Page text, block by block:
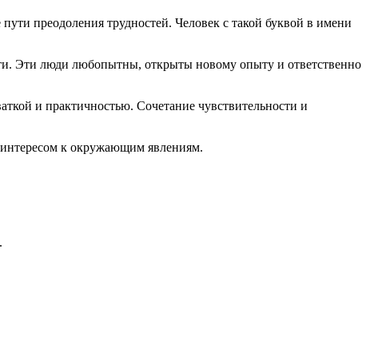
преодоления трудностей. Человек с такой буквой в имени
Эти люди любопытны, открыты новому опыту и ответственно
и практичностью. Сочетание чувствительности и
к окружающим явлениям.